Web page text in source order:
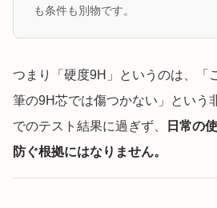
も条件も別物です。
つまり「硬度9H」というのは、「
筆の9H芯では傷つかない」という
でのテスト結果に過ぎず、
日常の
防ぐ根拠にはなりません。